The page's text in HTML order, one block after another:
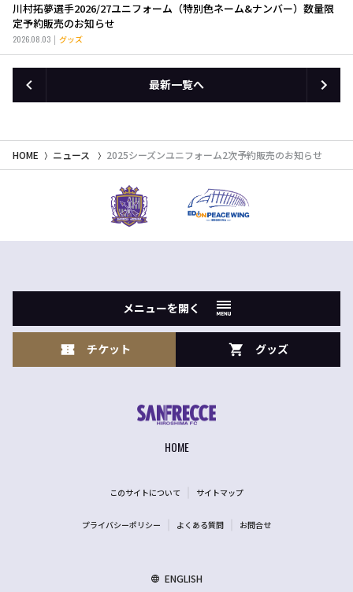
川村拓夢選手2026/27ユニフォーム（特別色ネーム&ナンバー）数量限
定予約販売のお知らせ
2026.08.03 グッズ
最新一覧へ
HOME ニュース 2025シーズンユニフォーム2次予約販売のお知らせ
メニューを開く
チケット グッズ
HOME
このサイトについて サイトマップ
プライバシーポリシー よくある質問 お問合せ
ENGLISH